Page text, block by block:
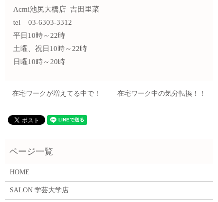
Acmi池尻大橋店 吉田里菜
tel 03-6303-3312
平日10時～22時
土曜、祝日10時～22時
日曜10時～20時
在宅ワークが増えてる中で！ 在宅ワーク中の気分転換！！
HOME
SALON 学芸大学店